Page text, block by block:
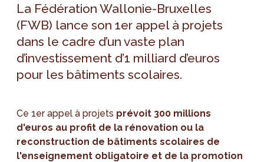
La Fédération Wallonie-Bruxelles
(FWB) lance son 1er appel à projets
dans le cadre d’un vaste plan
d’investissement d’1 milliard d’euros
pour les bâtiments scolaires.
Ce 1er appel à projets prévoit 300 millions
d'euros au profit de la rénovation ou la
reconstruction de bâtiments scolaires de
l'enseignement obligatoire et de la promotion